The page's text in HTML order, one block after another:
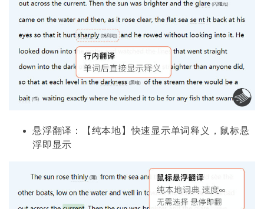
悬浮翻译：【纯本地】快速显示单词释义，鼠标悬
浮即显示